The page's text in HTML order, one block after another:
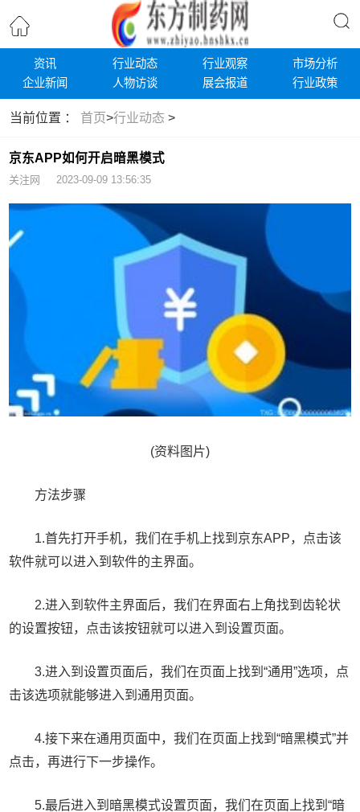
资讯 行业动态 行业观察
市场分析
企业新闻
人物访谈 展会报道 行业政策
当前位置 ： 首页>行业动态 >
京东APP如何开启暗黑模式
关注网 2023-09-09 13:56:35
(资料图片)
方法步骤
1.首先打开手机，我们在手机上找到京东APP，点击该
软件就可以进入到软件的主界面。
2.进入到软件主界面后，我们在界面右上角找到齿轮状
的设置按钮，点击该按钮就可以进入到设置页面。
3.进入到设置页面后，我们在页面上找到“通用”选项，点
击该选项就能够进入到通用页面。
4.接下来在通用页面中，我们在页面上找到“暗黑模式”并
点击，再进行下一步操作。
5.最后进入到暗黑模式设置页面，我们在页面上找到“暗